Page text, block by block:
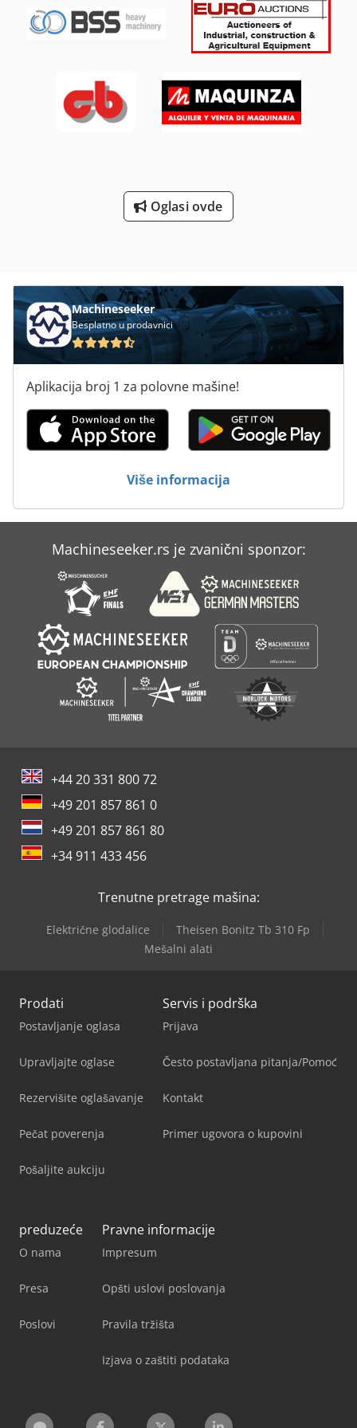
Oglasi ovde
Machineseeker
Besplatno u prodavnici
Aplikacija broj 1 za polovne mašine!
Više informacija
Machineseeker.rs je zvanični sponzor:
+44 20 331 800 72
+49 201 857 861 0
+49 201 857 861 80
+34 911 433 456
Trenutne pretrage mašina:
Električne glodalice
Theisen Bonitz Tb 310 Fp
Mešalni alati
Prodati
Postavljanje oglasa
Upravljajte oglase
Rezervišite oglašavanje
Pečat poverenja
Pošaljite aukciju
Servis i podrška
Prijava
Često postavljana pitanja/Pomoć
Kontakt
Primer ugovora o kupovini
preduzeće
O nama
Presa
Poslovi
Pravne informacije
Impresum
Opšti uslovi poslovanja
Pravila tržišta
Izjava o zaštiti podataka